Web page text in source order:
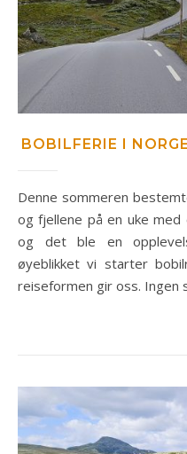
BOBILFERIE I
Denne sommeren bestemte vi oss for å utforske fjordene
og fjellene på en uke
og det ble en
øyeblikket vi starter
reiseformen gir oss. Ingen